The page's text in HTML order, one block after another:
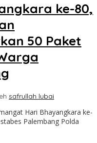
ke-80,
50 Paket
safrullah lubai
Hari Bhayangkara ke-
Palembang Polda